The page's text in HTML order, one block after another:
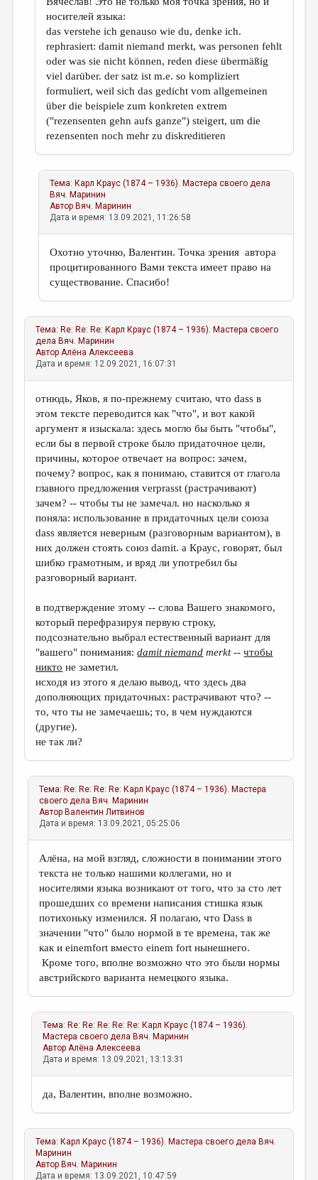
носителей языка:
das verstehe ich genauso wie du, denke ich.
rephrasiert: damit niemand merkt, was personen fehlt
oder was sie nicht können, reden diese übermäßig
viel darüber. der satz ist m.e. so kompliziert
formuliert, weil sich das gedicht vom allgemeinen
über die beispiele zum konkreten extrem
("rezensenten gehn aufs ganze") steigert, um die
rezensenten noch mehr zu diskreditieren
Тема: Карл Краус (1874 – 1936). Мастера своего дела
Вяч. Маринин
Автор Вяч. Маринин
Дата и время: 13.09.2021, 11:26:58
Охотно уточню, Валентин. Точка зрения автора
процитированного Вами текста имеет право на
существование. Спасибо!
Тема: Re: Re: Re: Карл Краус (1874 – 1936). Мастера своего
дела Вяч. Маринин
АвторАлёна Алексеева
Дата и время: 12.09.2021, 16:07:31
отнюдь, Яков, я по-прежнему считаю, что dass в
этом тексте переводится как "что", и вот какой
аргумент я изыскала: здесь могло бы быть "чтобы",
если бы в первой строке было придаточное цели,
причины, которое отвечает на вопрос: зачем,
почему? вопрос, как я понимаю, ставится от глагола
главного предложения verprasst (растрачивают)
зачем? -- чтобы ты не замечал. но насколько я
поняла: использование в придаточных цели союза
dass является неверным (разговорным вариантом), в
них должен стоять союз damit. а Краус, говорят, был
шибко грамотным, и вряд ли употребил бы
разговорный вариант.
в подтверждение этому -- слова Вашего знакомого,
который перефразируя первую строку,
подсознательно выбрал естественный вариант для
"вашего" понимания:damit niemand merkt--чтобы
никто не заметил.
исходя из этого я делаю вывод, что здесь два
дополняющих придаточных: растрачивают что? --
то, что ты не замечаешь; то, в чем нуждаются
(другие).
не так ли?
Тема: Re: Re: Re: Re: Карл Краус (1874 – 1936). Мастера
своего дела Вяч. Маринин
Автор Валентин Литвинов
Дата и время: 13.09.2021, 05:25:06
Алёна, на мой взгляд, сложности в понимании этого
текста не только нашими коллегами, но и
носителями языка возникают от того, что за сто лет
прошедших со времени написания стишка язык
потихоньку изменился. Я полагаю, что Dass в
значении "что" было нормой в те времена, так же
как и einemfort вместо einem fort нынешнего.
Кроме того, вполне возможно что это были нормы
австрийского варианта немецкого языка.
Тема: Re: Re: Re: Re: Re: Карл Краус (1874 – 1936).
Мастера своего дела Вяч. Маринин
АвторАлёна Алексеева
Дата и время: 13.09.2021, 13:13:31
да, Валентин, вполне возможно.
Тема: Карл Краус (1874 – 1936). Мастера своего дела Вяч.
Маринин
Автор Вяч. Маринин
Дата и время: 13.09.2021, 10:47:59